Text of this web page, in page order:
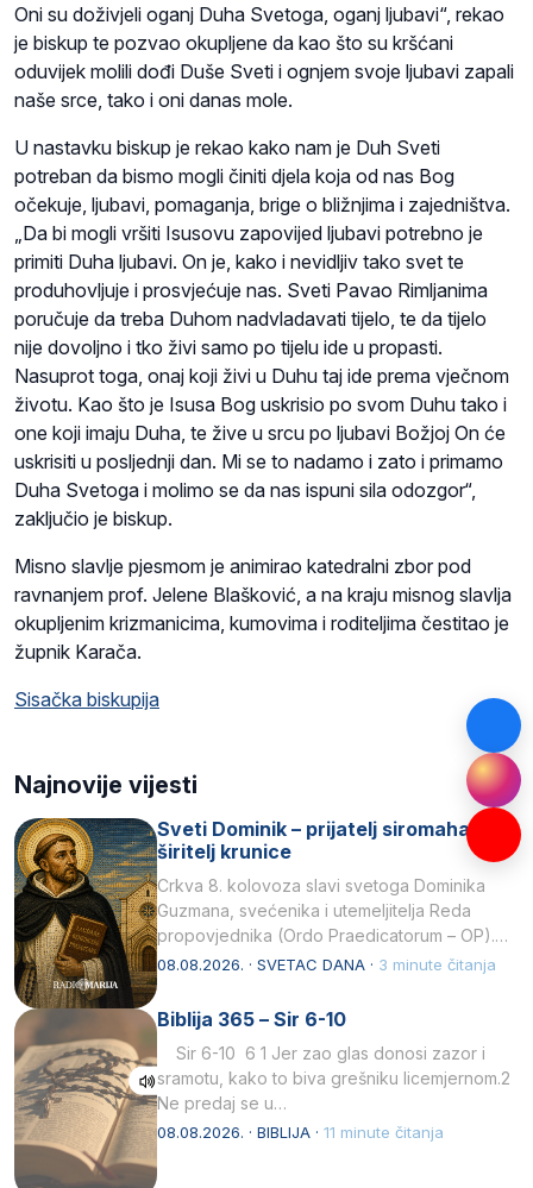
Oni su doživjeli oganj Duha Svetoga, oganj ljubavi“, rekao
je biskup te pozvao okupljene da kao što su kršćani
oduvijek molili dođi Duše Sveti i ognjem svoje ljubavi zapali
naše srce, tako i oni danas mole.
U nastavku biskup je rekao kako nam je Duh Sveti
potreban da bismo mogli činiti djela koja od nas Bog
očekuje, ljubavi, pomaganja, brige o bližnjima i zajedništva.
„Da bi mogli vršiti Isusovu zapovijed ljubavi potrebno je
primiti Duha ljubavi. On je, kako i nevidljiv tako svet te
produhovljuje i prosvjećuje nas. Sveti Pavao Rimljanima
poručuje da treba Duhom nadvladavati tijelo, te da tijelo
nije dovoljno i tko živi samo po tijelu ide u propasti.
Nasuprot toga, onaj koji živi u Duhu taj ide prema vječnom
životu. Kao što je Isusa Bog uskrisio po svom Duhu tako i
one koji imaju Duha, te žive u srcu po ljubavi Božjoj On će
uskrisiti u posljednji dan. Mi se to nadamo i zato i primamo
Duha Svetoga i molimo se da nas ispuni sila odozgor“,
zaključio je biskup.
Misno slavlje pjesmom je animirao katedralni zbor pod
ravnanjem prof. Jelene Blašković, a na kraju misnog slavlja
okupljenim krizmanicima, kumovima i roditeljima čestitao je
župnik Karača.
Sisačka biskupija
Najnovije vijesti
Sveti Dominik – prijatelj siromaha i
širitelj krunice
Crkva 8. kolovoza slavi svetoga Dominika
Guzmana, svećenika i utemeljitelja Reda
propovjednika (Ordo Praedicatorum – OP).
Svojim životom, dubokom ljubavlju prema
08.08.2026. · SVETAC DANA · 3 minute čitanja
Biblija 365 – Sir 6-10
Sir 6-10 6 1 Jer zao glas donosi zazor i
sramotu, kako to biva grešniku licemjernom.2
Ne predaj se u…
08.08.2026. · BIBLIJA · 11 minute čitanja